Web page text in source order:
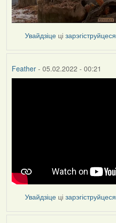
Увайдзіце цізарэгіструйцеся
Feather- 05.02.2022 - 00:21
Увайдзіце цізарэгіструйцеся